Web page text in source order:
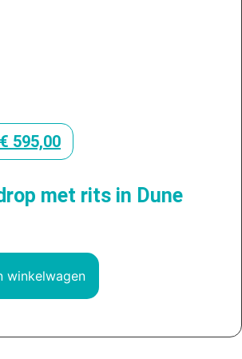
€ 595,00
met rits in Dune
winkelwagen